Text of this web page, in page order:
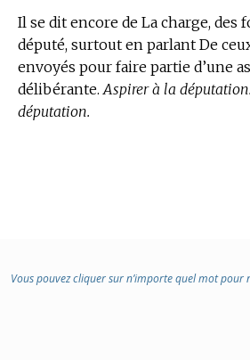
Il se dit encore de La charge, des
député, surtout en parlant De
envoyés pour faire partie d’une
délibérante. Aspirer à la
députation.
Vous pouvez cliquer sur n’importe quel mot